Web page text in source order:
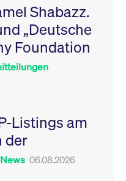
Shabazz.
„Deutsche
Foundation
Listings am
der
News 06.08.2026
Leistung der Website
zu messen. Es handelt
sich um ein Muster-
Cookie, bei dem auf
das Präfix _pk_ses
eine kurze Reihe von
6
Monate
Dieses Cookie dient
Speicherung der
Einwilligungs- und
des Nutzers für ihre
Interaktion mit der
Sitzungen geehrt